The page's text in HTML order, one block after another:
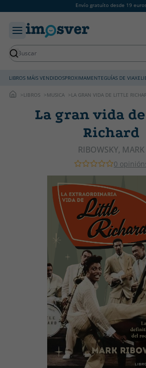
Envío gratuíto desde 19 euros
LIBROS MÁIS VENDIDOSPROXIMAMENTEGUÍAS DE VIAXE
LIBROS MUSICA LA GRAN VIDA DE LITTLE
La gran vida
Richard
RIBOWSKY, MARK
0